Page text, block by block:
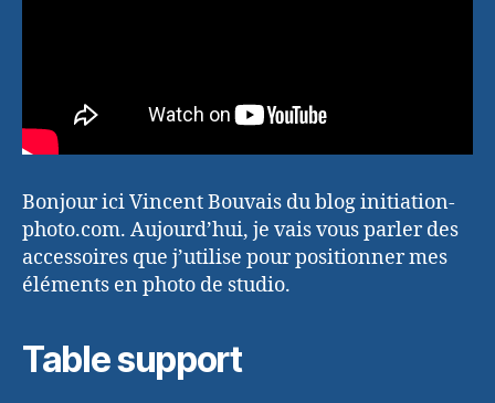
Bonjour ici Vincent Bouvais du blog initiation-
photo.com. Aujourd’hui, je vais vous parler des
accessoires que j’utilise pour positionner mes
éléments en photo de studio.
Table support